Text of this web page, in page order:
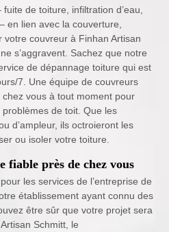
de toiture, infiltration d’eau,
en lien avec la couverture,
votre couvreur à Finhan Artisan
s’aggravent. Sachez que notre
de dépannage toiture qui est
7. Une équipe de couvreurs
vous à tout moment pour
problèmes de toit. Que les
d’ampleur, ils octroieront les
ou isoler votre toiture.
fiable près de chez vous
les services de l’entreprise de
établissement ayant connu des
être sûr que votre projet sera
Schmitt, le